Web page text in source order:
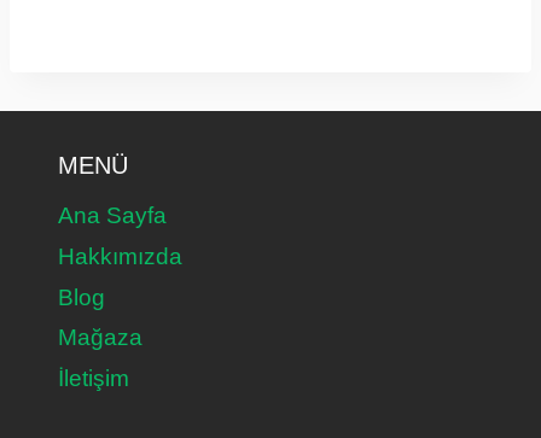
MENÜ
Ana Sayfa
Hakkımızda
Blog
Mağaza
İletişim